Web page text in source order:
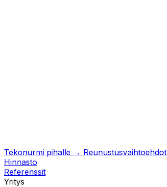
Tekonurmi pihalle → Reunustusvaihtoehdot
Hinnasto
Referenssit
Yritys